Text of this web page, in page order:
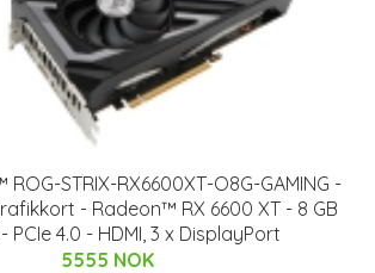
ROG-STRIX-RX6600XT-O8G-GAMING -
- Radeon™ RX 6600 XT - 8 GB
PCIe 4.0 - HDMI, 3 x DisplayPort
5555 NOK